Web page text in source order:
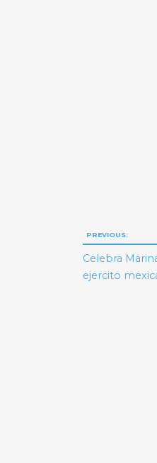
de
PREVIOUS:
Celebra
ejercito